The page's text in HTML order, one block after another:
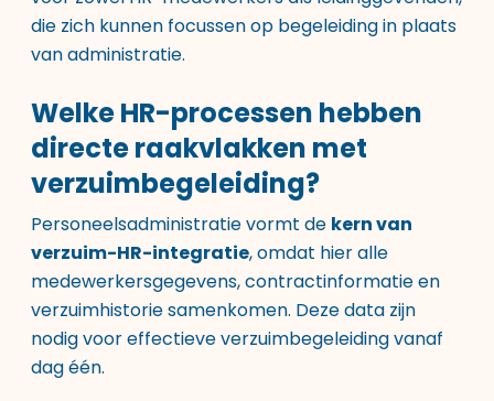
die zich kunnen focussen op begeleiding in plaats
van administratie.
Welke HR-processen hebben
directe raakvlakken met
verzuimbegeleiding?
Personeelsadministratie vormt de kern van
verzuim-HR-integratie, omdat hier alle
medewerkersgegevens, contractinformatie en
verzuimhistorie samenkomen. Deze data zijn
nodig voor effectieve verzuimbegeleiding vanaf
dag één.